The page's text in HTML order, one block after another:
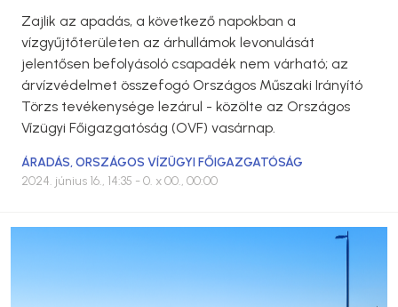
Zajlik az apadás, a következő napokban a
vízgyűjtőterületen az árhullámok levonulását
jelentősen befolyásoló csapadék nem várható; az
árvízvédelmet összefogó Országos Műszaki Irányító
Törzs tevékenysége lezárul - közölte az Országos
Vízügyi Főigazgatóság (OVF) vasárnap.
ÁRADÁS,ORSZÁGOS VÍZÜGYI FŐIGAZGATÓSÁG
2024. június 16., 14:35 - 0. x 00., 00:00